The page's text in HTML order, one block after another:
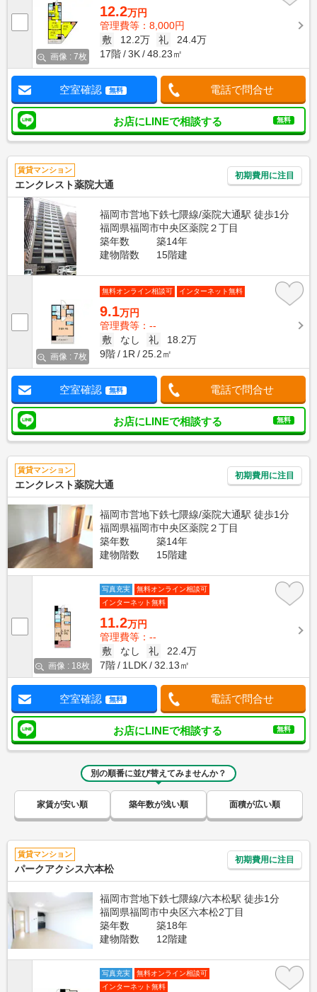
画像 : 7枚
12.2万円
管理費等：8,000円
敷
12.2万 礼
24.4万
17階
3K 48.23㎡
空室確認 無料 電話で問合せ
お店にLINEで相談する 無料
賃貸マンション
エンクレスト薬院大通
初期費用に注目
福岡市営地下鉄七隈線/薬院大通駅 徒歩1分
福岡県福岡市中央区薬院２丁目
築年数
築14年
建物階数
15階建
画像 : 7枚
無料オンライン相談可 インターネット無料
9.1万円
管理費等：--
敷
なし 礼
18.2万
9階
1R 25.2㎡
空室確認 無料 電話で問合せ
お店にLINEで相談する 無料
賃貸マンション
エンクレスト薬院大通
初期費用に注目
福岡市営地下鉄七隈線/薬院大通駅 徒歩1分
福岡県福岡市中央区薬院２丁目
築年数
築14年
建物階数
15階建
画像 : 18枚
写真充実
無料オンライン相談可
インターネット無料
11.2万円
管理費等：--
敷
なし 礼
22.4万
7階
1LDK 32.13㎡
空室確認 無料 電話で問合せ
お店にLINEで相談する 無料
別の順番に並び替えてみませんか？
家賃が安い順 築年数が浅い順 面積が広い順
賃貸マンション
パークアクシス六本松
初期費用に注目
福岡市営地下鉄七隈線/六本松駅 徒歩1分
福岡県福岡市中央区六本松2丁目
築年数
築18年
建物階数
12階建
写真充実
無料オンライン相談可
インターネット無料